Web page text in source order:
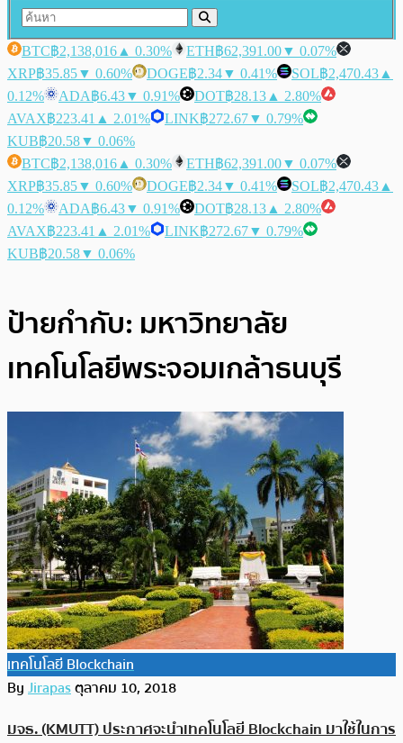
BTC฿2,138,016 ▲ 0.30% ETH฿62,391.00▼ 0.07%
XRP฿35.85▼ 0.60% DOGE฿2.34▼ 0.41% SOL฿2,470.43 ▲
0.12%
ADA฿6.43▼ 0.91% DOT฿28.13 ▲ 2.80%
AVAX฿223.41 ▲ 2.01% LINK฿272.67▼ 0.79%
KUB฿20.58▼ 0.06%
BTC฿2,138,016 ▲ 0.30% ETH฿62,391.00▼ 0.07%
XRP฿35.85▼ 0.60% DOGE฿2.34▼ 0.41% SOL฿2,470.43 ▲
0.12%
ADA฿6.43▼ 0.91% DOT฿28.13 ▲ 2.80%
AVAX฿223.41 ▲ 2.01% LINK฿272.67▼ 0.79%
KUB฿20.58▼ 0.06%
ป้ายกำกับ: มหาวิทยาลัย
เทคโนโลยีพระจอมเกล้าธนบุรี
เทคโนโลยี Blockchain
ByJirapasตุลาคม 10, 2018
มจธ. (KMUTT) ประกาศจะนำเทคโนโลยี Blockchain มาใช้ในการ